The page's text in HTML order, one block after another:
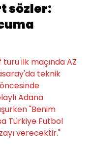
sözler:
ilk maçında AZ
teknik
Adana
"Benim
Türkiye Futbol
verecektir."